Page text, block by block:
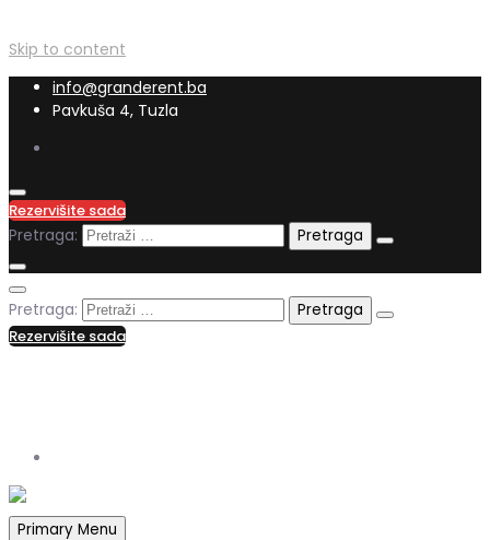
Skip to content
info@granderent.ba
Pavkuša 4, Tuzla
Rezervišite sada
Pretraga:
Pretraga:
Rezervišite sada
Primary Menu